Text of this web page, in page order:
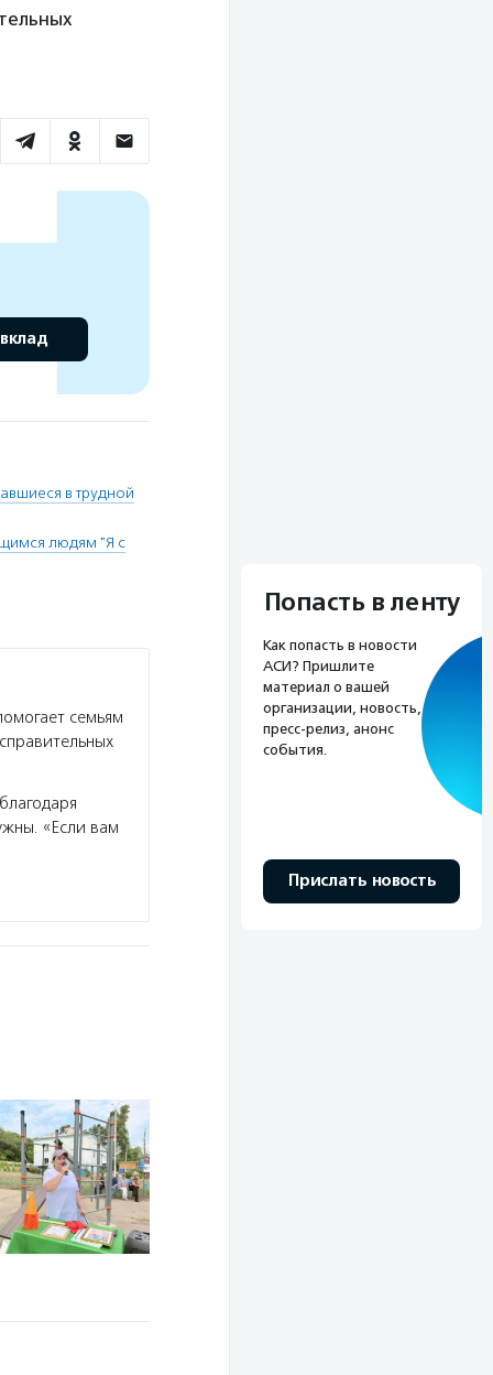
в трудной
людям "Я с
семьям
«Если вам
Попасть в ленту
Как попасть в новости
АСИ? Пришлите
материал о вашей
организации, новость,
пресс-релиз, анонс
события.
Прислать новость